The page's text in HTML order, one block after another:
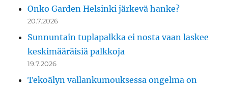
Onko Garden Helsinki järkevä hanke?
20.7.2026
Sunnuntain tuplapalkka ei nosta vaan laskee
keskimääräisiä palkkoja
19.7.2026
Tekoälyn vallankumouksessa ongelma on